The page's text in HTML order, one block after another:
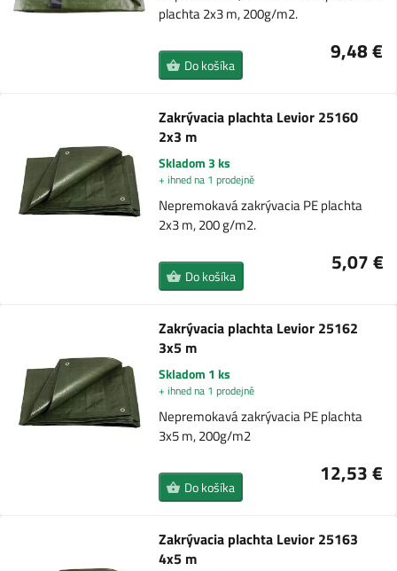
plachta 2x3 m, 200g/m2.
9,48 €
Do košíka
Zakrývacia plachta Levior 25160
2x3 m
Skladom 3 ks
+ ihned na 1 prodejně
Nepremokavá zakrývacia PE plachta
2x3 m, 200 g/m2.
5,07 €
Do košíka
Zakrývacia plachta Levior 25162
3x5 m
Skladom 1 ks
+ ihned na 1 prodejně
Nepremokavá zakrývacia PE plachta
3x5 m, 200g/m2
12,53 €
Do košíka
Zakrývacia plachta Levior 25163
4x5 m